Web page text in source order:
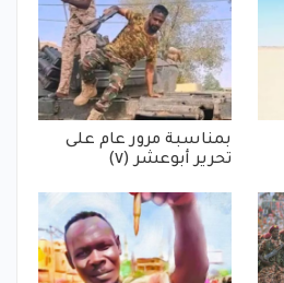
بمناسبة مرور عام على
تحرير أبوعشر (٧)